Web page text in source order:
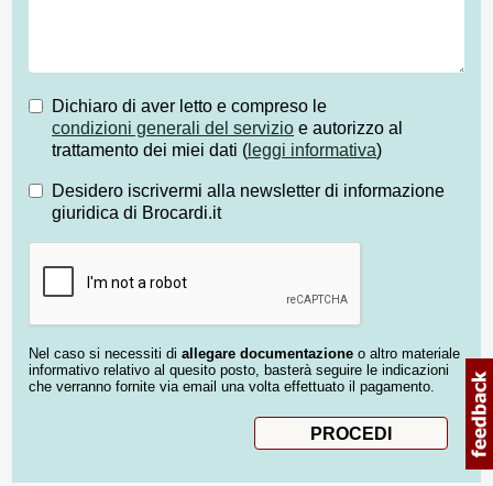
Dichiaro di aver letto e compreso le
condizioni generali del servizio e autorizzo al
trattamento dei miei dati ( leggi informativa)
Desidero iscrivermi alla newsletter di informazione
giuridica di Brocardi.it
Nel caso si necessiti di allegare documentazione o altro materiale
informativo relativo al quesito posto, basterà seguire le indicazioni
che verranno fornite via email una volta effettuato il pagamento.